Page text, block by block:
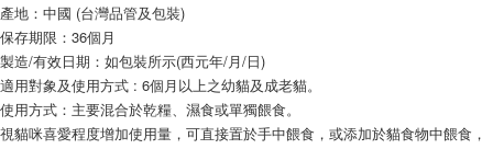
產地：中國 (台灣品管及包裝)
保存期限：36個月
製造/有效日期：如包裝所示(西元年/月/日)
適用對象及使用方式 : 6個月以上之幼貓及成老貓。
使用方式：主要混合於乾糧、濕食或單獨餵食。
視貓咪喜愛程度增加使用量，可直接置於手中餵食，或添加於貓食物中餵食，